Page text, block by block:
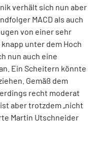
verhält sich nun aber
MACD als auch
von einer sehr
unter dem Hoch
nun auch eine
Ein Scheitern könnte
Gemäß dem
recht moderat
aber trotzdem „nicht
Martin Utschneider